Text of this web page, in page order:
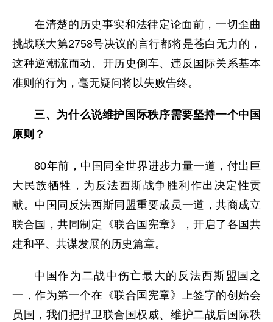
在清楚的历史事实和法律定论面前，一切歪曲
挑战联大第2758号决议的言行都将是苍白无力的，
这种逆潮流而动、开历史倒车、违反国际关系基本
准则的行为，毫无疑问将以失败告终。
三、为什么说维护国际秩序需要坚持一个中国
原则？
80年前，中国同全世界进步力量一道，付出巨
大民族牺牲，为反法西斯战争胜利作出决定性贡
献。中国同反法西斯同盟重要成员一道，共商成立
联合国，共同制定《联合国宪章》，开启了各国共
建和平、共谋发展的历史篇章。
中国作为二战中伤亡最大的反法西斯盟国之
一，作为第一个在《联合国宪章》上签字的创始会
员国，我们把捍卫联合国权威、维护二战后国际秩